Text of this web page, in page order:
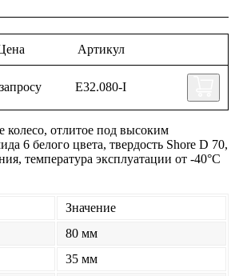
колесо, отлитое под высоким
6 белого цвета, твердость Shore D 70,
температура эксплуатации от -40°С
Значение
80 мм
35 мм
Артикул
Е32.080-I